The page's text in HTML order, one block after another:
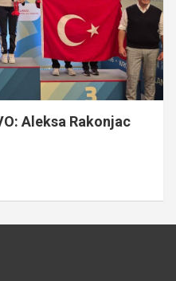
evo šta vas